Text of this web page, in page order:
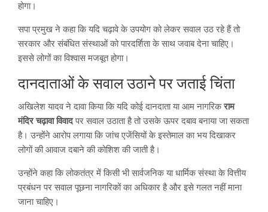
होगा।
सपा प्रमुख ने कहा कि यदि चढ़ावे के उपयोग को लेकर सवाल उठ रहे हैं तो
सरकार और संबंधित संस्थाओं को पारदर्शिता के साथ जवाब देना चाहिए।
इससे लोगों का विश्वास मजबूत होगा।
दानदाताओं के सवाल उठाने पर जताई चिंता
अखिलेश यादव ने दावा किया कि यदि कोई दानदाता या आम नागरिकराम
मंदिर चढ़ावा विवादपर सवाल उठाता है तो उसके ऊपर दबाव बनाया जा सकता
है। उन्होंने आरोप लगाया कि जांच एजेंसियों के इस्तेमाल का भय दिखाकर
लोगों की आवाज दबाने की कोशिश की जाती है।
उन्होंने कहा कि लोकतंत्र में किसी भी सार्वजनिक या धार्मिक संस्था के वित्तीय
प्रबंधन पर सवाल पूछना नागरिकों का अधिकार है और इसे गलत नहीं माना
जाना चाहिए।